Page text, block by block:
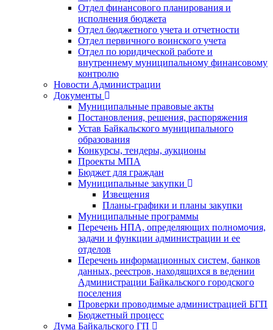
Отдел финансового планирования и
исполнения бюджета
Отдел бюджетного учета и отчетности
Отдел первичного воинского учета
Отдел по юридической работе и
внутреннему муниципальному финансовому
контролю
Новости Администрации
Документы
Муниципальные правовые акты
Постановления, решения, распоряжения
Устав Байкальского муниципального
образования
Конкурсы, тендеры, аукционы
Проекты МПА
Бюджет для граждан
Муниципальные закупки
Извещения
Планы-графики и планы закупки
Муниципальные программы
Перечень НПА, определяющих полномочия,
задачи и функции администрации и ее
отделов
Перечень информационных систем, банков
данных, реестров, находящихся в ведении
Администрации Байкальского городского
поселения
Проверки проводимые администрацией БГП
Бюджетный процесс
Дума Байкальского ГП